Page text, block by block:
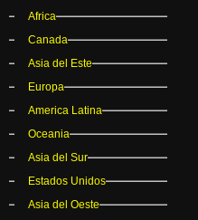
Africa
Canada
Asia del Este
Europa
America Latina
Oceania
Asia del Sur
Estados Unidos
Asia del Oeste